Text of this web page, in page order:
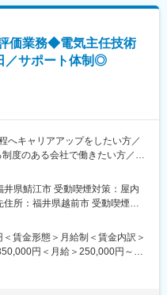
ザーがおり、キャリアアドバイ
る当社だからこその取り組みで
プロジェクトへ配属をされる事
ます。
ルを磨くことが給与UPに繋がる
易い制度です。
積極的に取り組んでおり、VBA
能力の向上が期待できます。
作成
ジニアとしての未来がある：
ても、会社の都合で挑戦できな
当社では専任のキャリアアドバ
価業務◆電気主任技術
／サポート体制◎
へキャリアアップをしたい方／
度のある会社で働きたい方／
から、経験豊富なエンジニアま
層のエンジニアが活躍しており
県鯖江市 受動喫煙対策：屋内
所：福井県越前市 受動喫煙対
範囲：会社の定める事業所（リ
賃金形態＞月給制＜賃金内訳＞
円＜月給＞250,000円～